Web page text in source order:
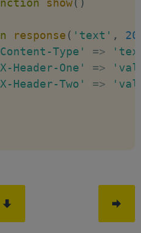
response ( 'text' ,
Type'
=>
Header-One'
=>
Header-Two'
=>